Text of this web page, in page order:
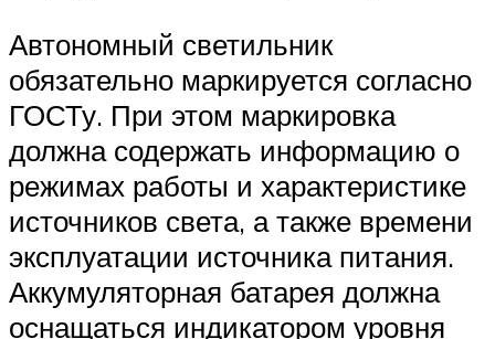
Автономный светильник
обязательно маркируется согласно
ГОСТу. При этом маркировка
должна содержать информацию о
режимах работы и характеристике
источников света, а также времени
эксплуатации источника питания.
Аккумуляторная батарея должна
оснащаться индикатором уровня